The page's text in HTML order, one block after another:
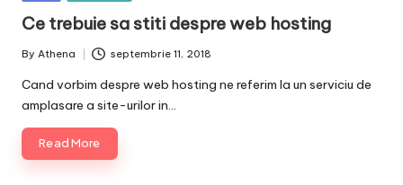
Ce trebuie sa stiti despre web hosting
Posted
by
By Athena septembrie 11, 2018
Cand vorbim despre web hosting ne referim la un serviciu de
amplasare a site-urilor in…
Read More